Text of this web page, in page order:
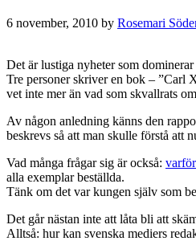
6 november, 2010 by Rosemari
Det är lustiga nyheter som
Tre personer skriver en bok – ”Carl
vet inte mer än vad som skvallrats
Av någon anledning känns den
beskrevs så att man skulle förstå att
Vad många frågar sig är också:
alla exemplar beställda.
Tänk om det var kungen själv som
Det går nästan inte att låta bli att
Alltså: hur kan svenska mediers